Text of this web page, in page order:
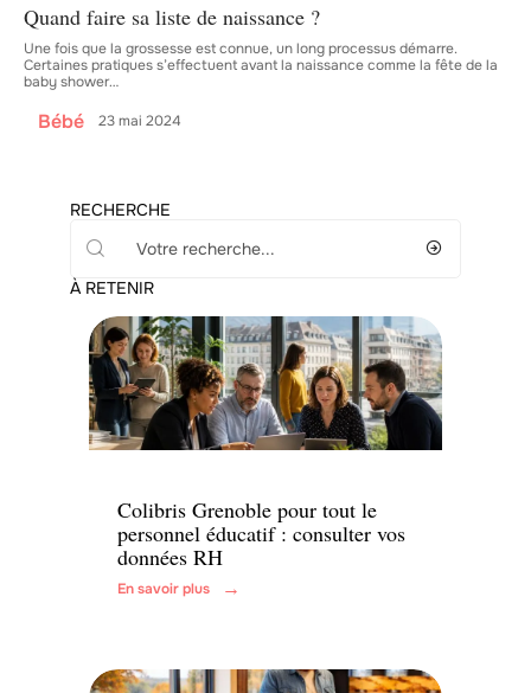
Quand faire sa liste de naissance ?
Une fois que la grossesse est connue, un long processus démarre.
Certaines pratiques s’effectuent avant la naissance comme la fête de la
baby shower…
Bébé 23 mai 2024
RECHERCHE
À RETENIR
Actu
Colibris Grenoble pour tout le
personnel éducatif : consulter vos
données RH
En savoir plus